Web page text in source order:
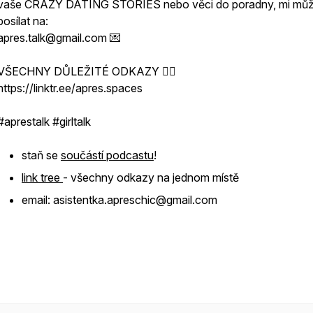
CRAZY DATING STORIES nebo věci do poradny, mi
na:
💌
DŮLEŽITÉ ODKAZY 👇🏻
linktr.ee/apres.spaces
#girltalk
staň se součástí podcastu!
link tree - všechny odkazy na jednom místě
email: asistentka.apreschic@gmail.com